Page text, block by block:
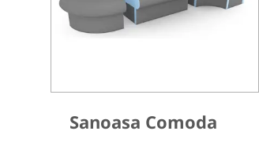
Sanoasa Comoda